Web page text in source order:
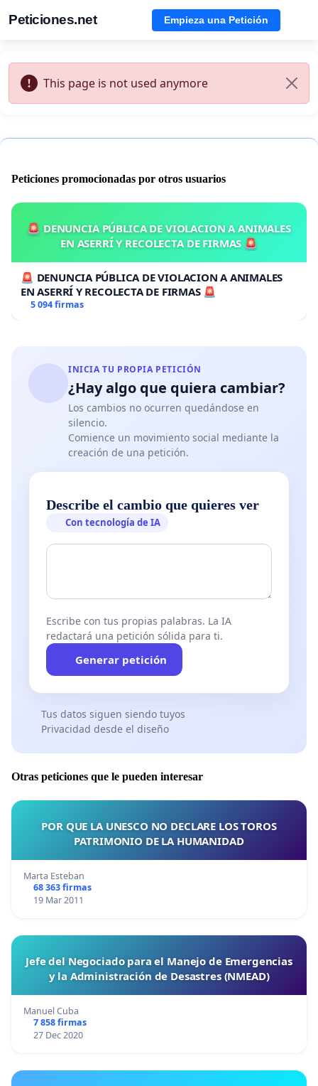
Peticiones.net Empieza una Petición
This page is not used anymore
Peticiones promocionadas por otros usuarios
🚨 DENUNCIA PÚBLICA DE VIOLACION A ANIMALES
EN ASERRÍ Y RECOLECTA DE FIRMAS 🚨
🚨 DENUNCIA PÚBLICA DE VIOLACION A ANIMALES
EN ASERRÍ Y RECOLECTA DE FIRMAS 🚨
5 094 firmas
INICIA TU PROPIA PETICIÓN
¿Hay algo que quiera cambiar?
Los cambios no ocurren quedándose en
silencio.
Comience un movimiento social mediante la
creación de una petición.
Describe el cambio que quieres ver
Con tecnología de IA
Escribe con tus propias palabras. La IA
redactará una petición sólida para ti.
Generar petición
Tus datos siguen siendo tuyos
Privacidad desde el diseño
Otras peticiones que le pueden interesar
POR QUE LA UNESCO NO DECLARE LOS TOROS
PATRIMONIO DE LA HUMANIDAD
Marta Esteban
68 363 firmas
19 Mar 2011
Jefe del Negociado para el Manejo de Emergencias
y la Administración de Desastres (NMEAD)
Manuel Cuba
7 858 firmas
27 Dec 2020